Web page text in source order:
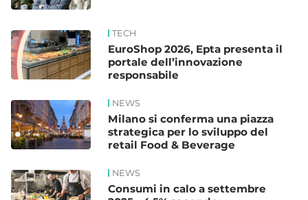
TECH
EuroShop 2026, Epta presenta il
portale dell’innovazione
responsabile
NEWS
Milano si conferma una piazza
strategica per lo sviluppo del
retail Food & Beverage
NEWS
Consumi in calo a settembre